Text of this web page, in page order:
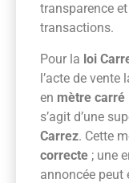
transparence
transactions.
Pour la loi
l’acte de vente
en mètre carré
s’agit d’une
Carrez. Cette
correcte ; une
annoncée peut